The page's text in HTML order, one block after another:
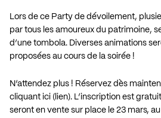
Lors de ce Party de dévoilement,
par tous les amoureux du patrimoine,
d’une tombola. Diverses animations
proposées au cours de la soirée !
N’attendez plus ! Réservez dès
cliquant ici (lien). L’inscription est
seront en vente sur place le 23 mars,